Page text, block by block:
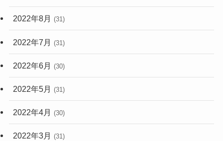
2022年8月 (31)
2022年7月 (31)
2022年6月 (30)
2022年5月 (31)
2022年4月 (30)
2022年3月 (31)